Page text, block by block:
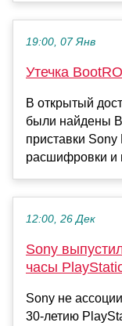
19:00, 07 Янв
Утечка
В открытый
были найдены
приставки
расшифровки и
12:00, 26 Дек
Sony
часы
Sony не
30-летию